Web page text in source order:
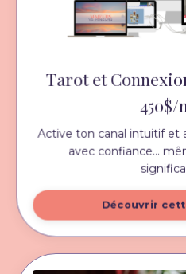
Tarot et
450$/
Active ton canal intuitif et
avec confiance...
Découvrir